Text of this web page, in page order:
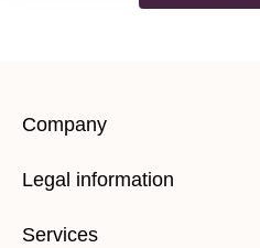
Company
Legal information
Services